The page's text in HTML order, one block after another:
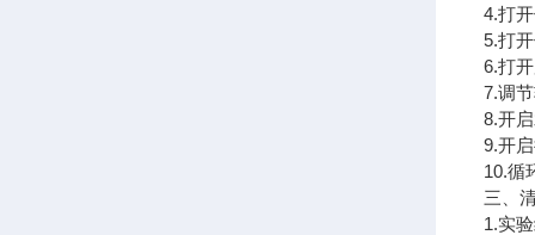
4.打
5.打
6.打
7.调
8.开
9.开
10.循
三、
1.实